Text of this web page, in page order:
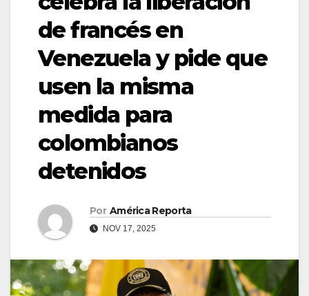
de francés en
Venezuela y pide que
usen la misma
medida para
colombianos
detenidos
Por América Reporta
NOV 17, 2025